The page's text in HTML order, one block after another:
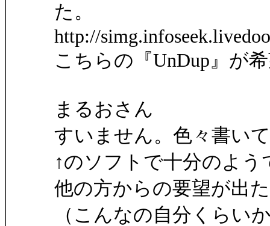
た。
http://
こちらの『UnDup』が
まるおさん
すいません。色々書い
↑のソフトで十分のよう
他の方からの要望が出
（こんなの自分くらい